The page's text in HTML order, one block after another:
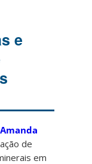
e
Amanda
de
em